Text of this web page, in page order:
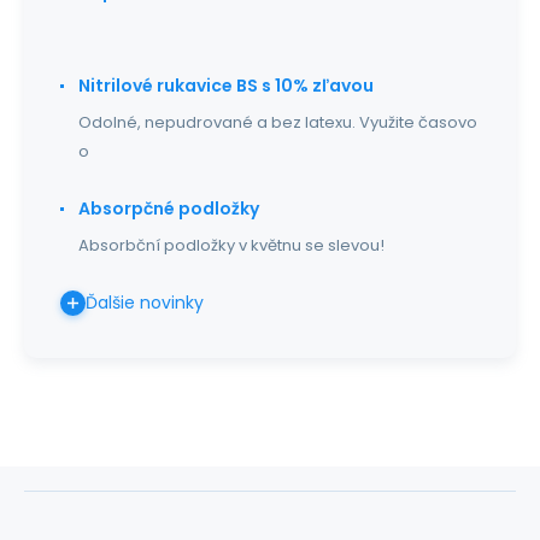
Nitrilové rukavice BS s 10% zľavou
Odolné, nepudrované a bez latexu. Využite časovo
o
Absorpčné podložky
Absorbční podložky v květnu se slevou!
Ďalšie novinky